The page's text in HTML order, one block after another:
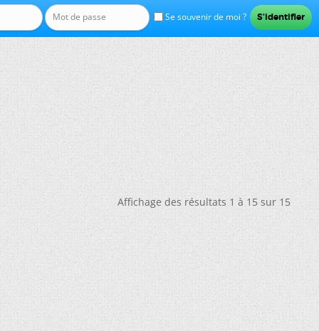
Se souvenir de moi ?
Affichage des résultats 1 à 15 sur 15